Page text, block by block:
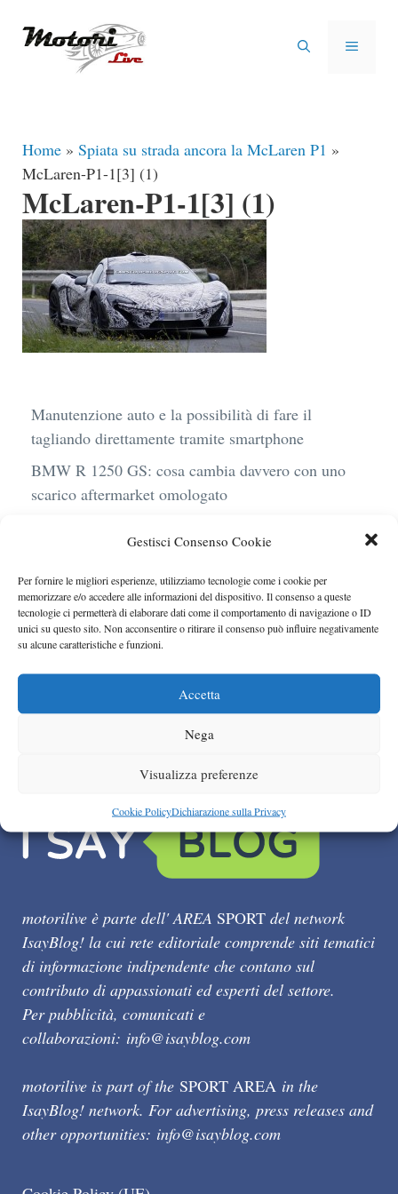
Gestisci Consenso Cookie
Per fornire le migliori esperienze, utilizziamo tecnologie come i cookie per
memorizzare e/o accedere alle informazioni del dispositivo. Il consenso a queste
tecnologie ci permetterà di elaborare dati come il comportamento di navigazione o ID
unici su questo sito. Non acconsentire o ritirare il consenso può influire negativamente
su alcune caratteristiche e funzioni.
Accetta
Nega
Visualizza preferenze
Cookie PolicyDichiarazione sulla Privacy
MENU
Home » Spiata su strada ancora la McLaren P1 »
McLaren-P1-1[3] (1)
McLaren-P1-1[3] (1)
Manutenzione auto e la possibilità di fare il
tagliando direttamente tramite smartphone
BMW R 1250 GS: cosa cambia davvero con uno
scarico aftermarket omologato
sostenibile, stile, anche con noleggio a lungo
termine
Ufficiale l’arrivo degli stop lampeggianti
obbligatori in Italia
motorilive è parte dell' AREA SPORT del network
IsayBlog! la cui rete editoriale comprende siti tematici
di informazione indipendente che contano sul
contributo di appassionati ed esperti del settore.
Per pubblicità, comunicati e
collaborazioni: info@isayblog.com
motorilive is part of the SPORT AREA in the
IsayBlog! network. For advertising, press releases and
other opportunities: info@isayblog.com